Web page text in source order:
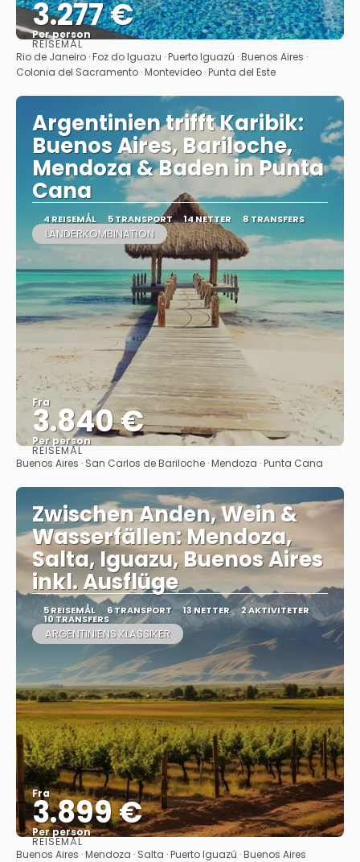
3.277 €
Per person
Se
REISEMÅL
Rio de Janeiro · Foz do Iguazu · Puerto Iguazú · Buenos Aires ·
Colonia del Sacramento · Montevideo · Punta del Este
Argentinien trifft Karibik:
Buenos Aires, Bariloche,
Mendoza & Baden in Punta
Cana
4 REISEMÅL 5 TRANSPORT 14 NETTER 8 TRANSFERS
LÄNDERKOMBINATION
Fra
3.840 €
Per person
Se
REISEMÅL
Buenos Aires · San Carlos de Bariloche · Mendoza · Punta Cana
Zwischen Anden, Wein &
Wasserfällen: Mendoza,
Salta, Iguazu, Buenos Aires
inkl. Ausflüge
5 REISEMÅL 6 TRANSPORT 13 NETTER 2 AKTIVITETER
10 TRANSFERS
ARGENTINIENS KLASSIKER
Fra
3.899 €
Per person
Se
REISEMÅL
Buenos Aires · Mendoza · Salta · Puerto Iguazú · Buenos Aires